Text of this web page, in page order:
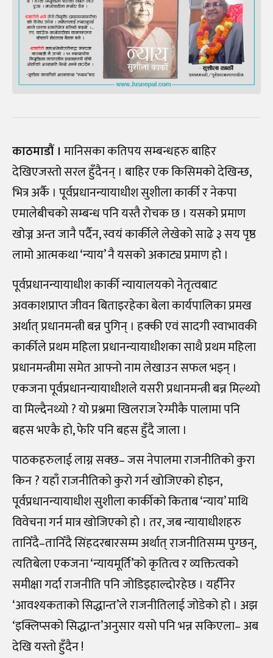
काठमाडौं । मानिसका कतिपय सम्बन्धहरु बाहिर
देखिएजस्तो सरल हुँदैनन् । बाहिर एक किसिमको देखिन्छ,
भित्र अर्कै । पूर्वप्रधानन्यायाधीश सुशीला कार्की र नेकपा
एमालेबीचको सम्बन्ध पनि यस्तै रोचक छ । यसको प्रमाण
खोज्न अन्त जानै पर्दैन, स्वयं कार्कीले लेखेको साढे ३ सय पृष्ठ
लामो आत्मकथा ‘न्याय’ नै यसको अकाट्य प्रमाण हो ।
पूर्वप्रधानन्यायाधीश कार्की न्यायालयको नेतृत्वबाट
अवकाशप्राप्त जीवन बिताइरहेका बेला कार्यपालिका प्रमख
अर्थात् प्रधानमन्त्री बन्न पुगिन् । हक्की एवं सादगी स्वाभावकी
कार्कीले प्रथम महिला प्रधानन्यायाधीशका साथै प्रथम महिला
प्रधानमन्त्रीमा समेत आफ्नो नाम लेखाउन सफल भइन् ।
एकजना पूर्वप्रधानन्यायाधीशले यसरी प्रधानमन्त्री बन्न मिल्थ्यो
वा मिल्दैनथ्यो ? यो प्रश्नमा खिलराज रेग्मीकै पालामा पनि
बहस भएकै हो, फेरि पनि बहस हुँदै जाला ।
पाठकहरुलाई लाग्न सक्छ– जस नेपालमा राजनीतिको कुरा
किन ? यहाँ राजनीतिको कुरो गर्न खोजिएको होइन,
पूर्वप्रधानन्यायाधीश सुशीला कार्कीको किताब ‘न्याय’ माथि
विवेचना गर्न मात्र खोजिएको हो । तर, जब न्यायाधीशहरु
तानिँदै–तानिँदै सिंहदरबारसम्म अर्थात् राजनीतिसम्म पुग्छन्,
त्यतिबेला एकजना ‘न्यायमूर्ति’को कृतित्व र व्यक्तित्वको
समीक्षा गर्दा राजनीति पनि जोडिइहाल्दोरहेछ । यहीँनेर
‘आवश्यकताको सिद्धान्त’ले राजनीतिलाई जोडेको हो । अझ
‘इक्लिप्सको सिद्धान्त’अनुसार यसो पनि भन्न सकिएला– अब
देखि यस्तो हुँदैन !